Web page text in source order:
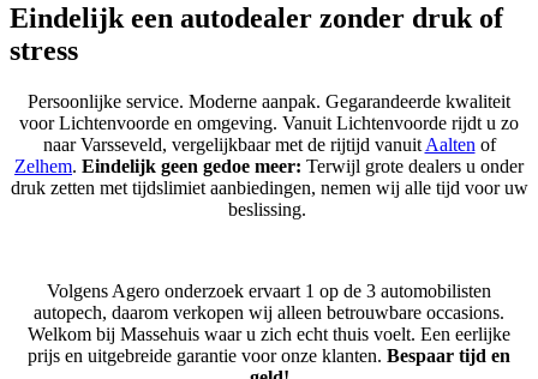
Eindelijk een autodealer zonder druk of
stress
Persoonlijke service. Moderne aanpak. Gegarandeerde kwaliteit
voor Lichtenvoorde en omgeving. Vanuit Lichtenvoorde rijdt u zo
naar Varsseveld, vergelijkbaar met de rijtijd vanuit Aalten of
Zelhem. Eindelijk geen gedoe meer: Terwijl grote dealers u onder
druk zetten met tijdslimiet aanbiedingen, nemen wij alle tijd voor uw
beslissing.
Volgens Agero onderzoek ervaart 1 op de 3 automobilisten
autopech, daarom verkopen wij alleen betrouwbare occasions.
Welkom bij Massehuis waar u zich echt thuis voelt. Een eerlijke
prijs en uitgebreide garantie voor onze klanten. Bespaar tijd en